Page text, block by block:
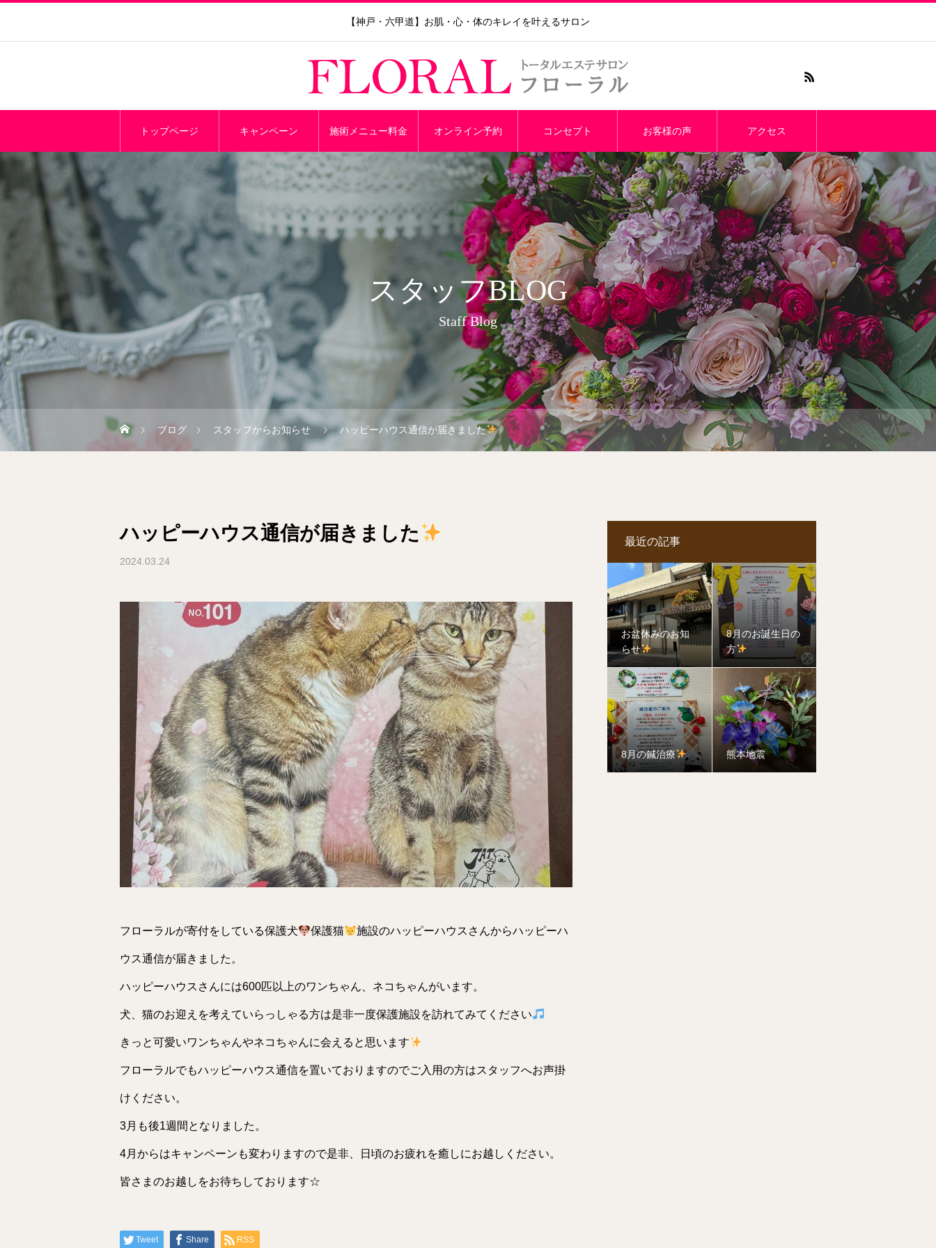
【神戸・六甲道】お肌・心・体のキレイを叶えるサロン
トップページ キャンペーン 施術メニュー料金 オンライン予約 コンセプト お客様の声 アクセス
スタッフBLOG
Staff Blog
ブログ スタッフからお知らせ ハッピーハウス通信が届きました
ハッピーハウス通信が届きました
2024.03.24
フローラルが寄付をしている保護犬 保護猫 施設のハッピーハウスさんからハッピーハ
ウス通信が届きました。
ハッピーハウスさんには600匹以上のワンちゃん、ネコちゃんがいます。
犬、猫のお迎えを考えていらっしゃる方は是非一度保護施設を訪れてみてください
きっと可愛いワンちゃんやネコちゃんに会えると思います
フローラルでもハッピーハウス通信を置いておりますのでご入用の方はスタッフへお声掛
けください。
3月も後1週間となりました。
4月からはキャンペーンも変わりますので是非、日頃のお疲れを癒しにお越しください。
皆さまのお越しをお待ちしております☆
Tweet Share RSS
最近の記事
お盆休みのお知
らせ
8月のお誕生日の
方
8月の鍼治療 熊本地震